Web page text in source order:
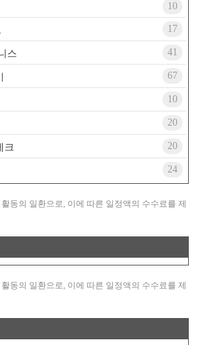
10
17
스 41
67
10
20
크 20
24
동의 일환으로, 이에 따른 일정액의 수수료를 제
동의 일환으로, 이에 따른 일정액의 수수료를 제